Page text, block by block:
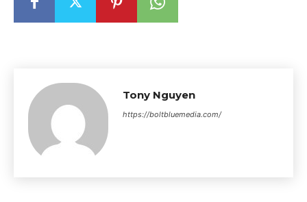
Tony Nguyen
https://boltbluemedia.com/